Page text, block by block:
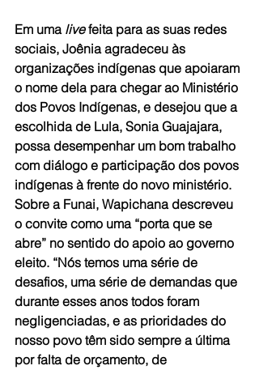
Em uma live feita para as suas redes
sociais, Joênia agradeceu às
organizações indígenas que apoiaram
o nome dela para chegar ao Ministério
dos Povos Indígenas, e desejou que a
escolhida de Lula, Sonia Guajajara,
possa desempenhar um bom trabalho
com diálogo e participação dos povos
indígenas à frente do novo ministério.
Sobre a Funai, Wapichana descreveu
o convite como uma “porta que se
abre” no sentido do apoio ao governo
eleito. “Nós temos uma série de
desafios, uma série de demandas que
durante esses anos todos foram
negligenciadas, e as prioridades do
nosso povo têm sido sempre a última
por falta de orçamento, de